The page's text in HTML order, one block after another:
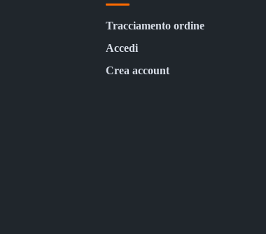
Tracciamento ordine
Accedi
Crea account